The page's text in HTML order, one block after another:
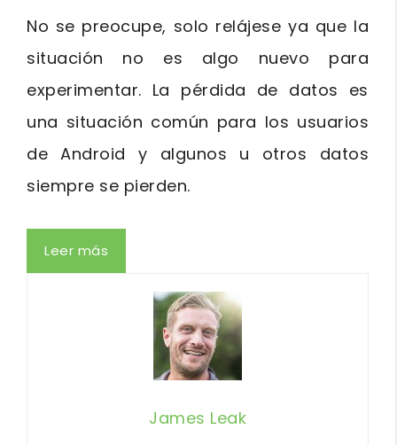
No se preocupe, solo relájese ya que la
situación no es algo nuevo para
experimentar. La pérdida de datos es
una situación común para los usuarios
de Android y algunos u otros datos
siempre se pierden.
Leer más
James Leak